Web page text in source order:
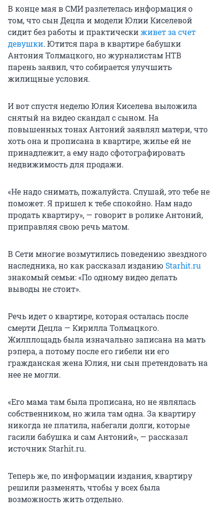
В конце мая в СМИ разлетелась информация о
том, что сын Децла и модели Юлии Киселевой
сидит без работы и практическиживет за счет
девушки. Ютится пара в квартире бабушки
Антония Толмацкого, но журналистам НТВ
парень заявил, что собирается улучшить
жилищные условия.
И вот спустя неделю Юлия Киселева выложила
снятый на видео скандал с сыном. На
повышенных тонах Антоний заявлял матери, что
хоть она и прописана в квартире, жилье ей не
принадлежит, а ему надо сфотографировать
недвижимость для продажи.
«Не надо снимать, пожалуйста. Слушай, это тебе не
поможет. Я пришел к тебе спокойно. Нам надо
продать квартиру», — говорит в ролике Антоний,
приправляя свою речь матом.
В Сети многие возмутились поведению звездного
наследника, но как рассказал изданию Starhit.ru
знакомый семьи: «По одному видео делать
выводы не стоит».
Речь идет о квартире, которая осталась после
смерти Децла — Кирилла Толмацкого.
Жилплощадь была изначально записана на мать
рэпера, а потому после его гибели ни его
гражданская жена Юлия, ни сын претендовать на
нее не могли.
«Его мама там была прописана, но не являлась
собственником, но жила там одна. За квартиру
никогда не платила, набегали долги, которые
гасили бабушка и сам Антоний», — рассказал
источник Starhit.ru.
Теперь же, по информации издания, квартиру
решили разменять, чтобы у всех была
возможность жить отдельно.